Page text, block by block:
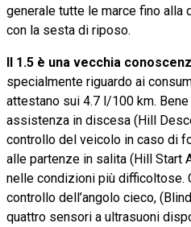
generale tutte le marce fino alla
con la sesta di riposo.
Il 1.5 è una vecchia
specialmente riguardo ai
attestano sui 4.7 l/100 km.
assistenza in discesa (Hill
controllo del veicolo in caso di
alle partenze in salita (Hill Start
nelle condizioni più difficoltose.
controllo dell’angolo cieco,
quattro sensori a ultrasuoni